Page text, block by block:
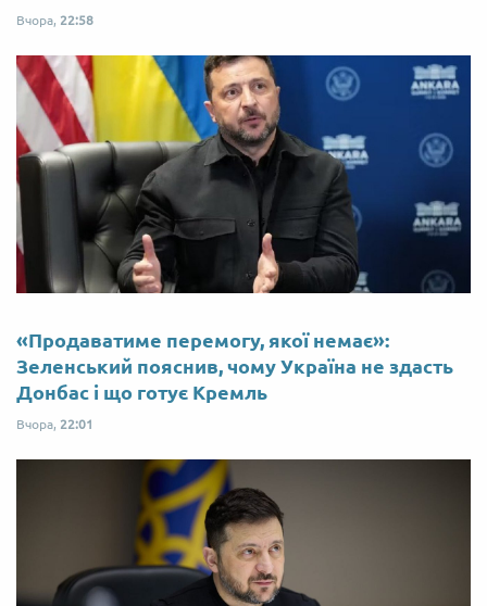
Вчора, 22:58
«Продаватиме перемогу, якої немає»:
Зеленський пояснив, чому Україна не здасть
Донбас і що готує Кремль
Вчора, 22:01